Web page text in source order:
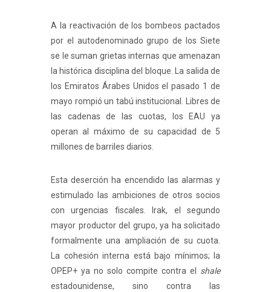
A la reactivación de los bombeos pactados
por el autodenominado grupo de los Siete
se le suman grietas internas que amenazan
la histórica disciplina del bloque. La salida de
los Emiratos Árabes Unidos el pasado 1 de
mayo rompió un tabú institucional. Libres de
las cadenas de las cuotas, los EAU ya
operan al máximo de su capacidad de 5
millones de barriles diarios.
Esta deserción ha encendido las alarmas y
estimulado las ambiciones de otros socios
con urgencias fiscales. Irak, el segundo
mayor productor del grupo, ya ha solicitado
formalmente una ampliación de su cuota.
La cohesión interna está bajo mínimos; la
OPEP+ ya no solo compite contra el shale
estadounidense, sino contra las